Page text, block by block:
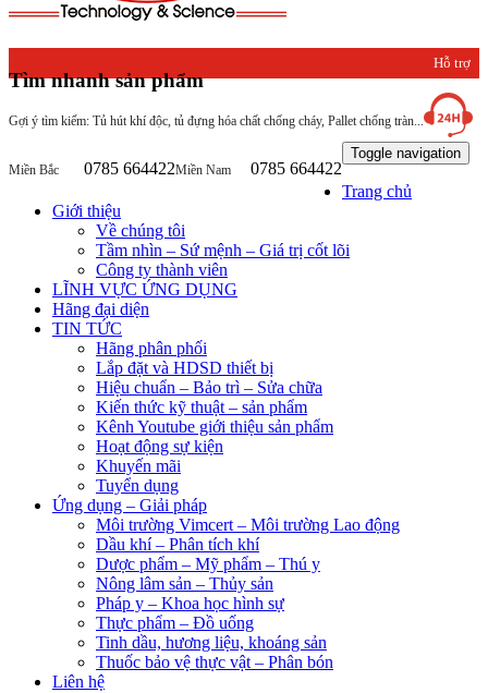
Tìm nhanh sản phẩm
Gợi ý tìm kiếm: Tủ hút khí độc, tủ đựng hóa chất chống cháy, Pallet chống tràn...
Hỗ trợ
khách
hàng
Miền Bắc 0785 664422Miền Nam 0785 664422
Toggle navigation
Trang chủ
Giới thiệu
Về chúng tôi
Tầm nhìn – Sứ mệnh – Giá trị cốt lõi
Công ty thành viên
LĨNH VỰC ỨNG DỤNG
Hãng đại diện
TIN TỨC
Hãng phân phối
Lắp đặt và HDSD thiết bị
Hiệu chuẩn – Bảo trì – Sửa chữa
Kiến thức kỹ thuật – sản phẩm
Kênh Youtube giới thiệu sản phẩm
Hoạt động sự kiện
Khuyến mãi
Tuyển dụng
Ứng dụng – Giải pháp
Môi trường Vimcert – Môi trường Lao động
Dầu khí – Phân tích khí
Dược phẩm – Mỹ phẩm – Thú y
Nông lâm sản – Thủy sản
Pháp y – Khoa học hình sự
Thực phẩm – Đồ uống
Tinh dầu, hương liệu, khoáng sản
Thuốc bảo vệ thực vật – Phân bón
Liên hệ